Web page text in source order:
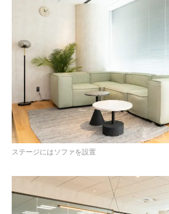
ステージにはソファを設置